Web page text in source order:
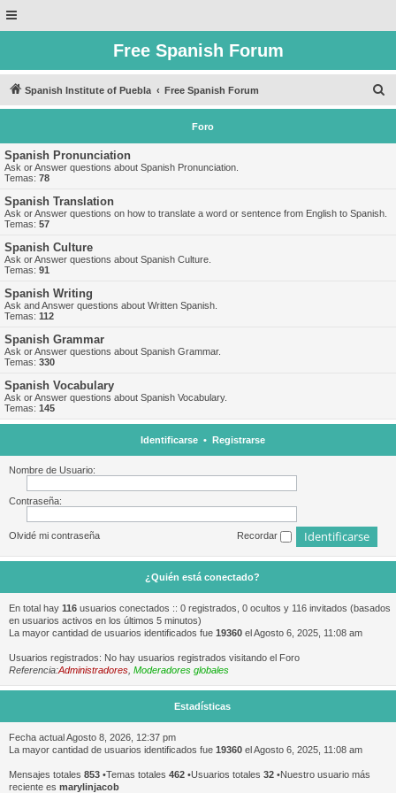
Free Spanish Forum
Spanish Institute of Puebla Free Spanish Forum
u
Foro
Spanish Pronunciation
Ask or Answer questions about Spanish Pronunciation.
Temas: 78
Spanish Translation
Ask or Answer questions on how to translate a word or sentence from English to Spanish.
Temas: 57
Spanish Culture
Ask or Answer questions about Spanish Culture.
Temas: 91
Spanish Writing
Ask and Answer questions about Written Spanish.
Temas: 112
Spanish Grammar
Ask or Answer questions about Spanish Grammar.
Temas: 330
Spanish Vocabulary
Ask or Answer questions about Spanish Vocabulary.
Temas: 145
Identificarse• Registrarse
Nombre de Usuario:
Contraseña:
Olvidé mi contraseña Recordar
¿Quién está conectado?
En total hay 116 usuarios conectados :: 0 registrados, 0 ocultos y 116 invitados (basados
en usuarios activos en los últimos 5 minutos)
La mayor cantidad de usuarios identificados fue 19360 el Agosto 6, 2025, 11:08 am
Usuarios registrados: No hay usuarios registrados visitando el Foro
Referencia:Administradores Moderadores globales
Estadísticas
Fecha actual Agosto 8, 2026, 12:37 pm
La mayor cantidad de usuarios identificados fue 19360 el Agosto 6, 2025, 11:08 am
Mensajes totales 853 •Temas totales 462 •Usuarios totales 32 •Nuestro usuario más
reciente es marylinjacob